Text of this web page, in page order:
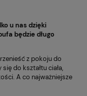
u nas dzięki
będzie długo
z pokoju do
do kształtu ciała,
A co najważniejsze